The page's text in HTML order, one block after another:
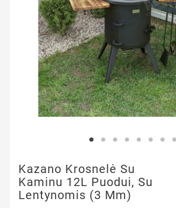
Kazano Krosnelė Su
Kaminu 12L Puodui, Su
Lentynomis (3 Mm)